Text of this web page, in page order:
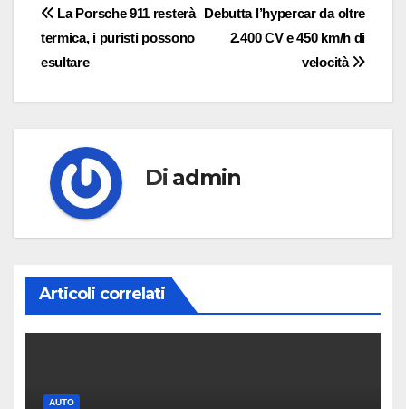
Navigazione
articoli
Debutta l’hypercar da oltre
2.400 CV e 450 km/h di
velocità
La Porsche 911 resterà
termica, i puristi possono
esultare
Di admin
Articoli correlati
AUTO